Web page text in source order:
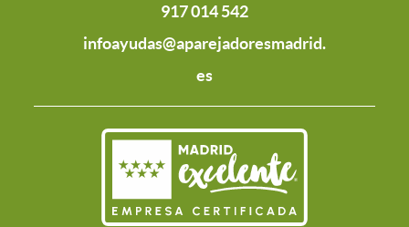
917 014 542
infoayudas@aparejadoresmadrid.
es